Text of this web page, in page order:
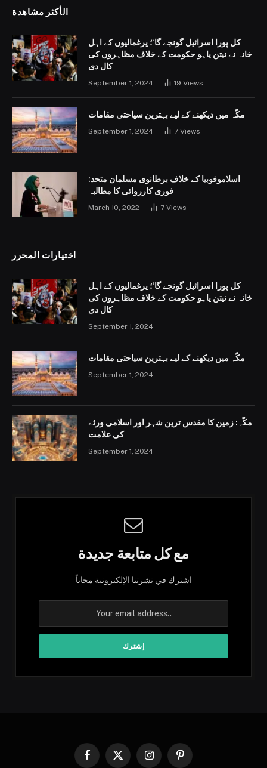
الأكثر مشاهدة
کل پورا اسرائیل گونجے گا‘؛ یرغمالیوں کے اہل
خانہ نے نیتن یاہو حکومت کے خلاف مظاہروں کی
کال دی
September 1, 2024 19 Views
مکّہ میں دیکھنے کے لیے بہترین سیاحتی مقامات
September 1, 2024 7 Views
اسلاموفوبیا کے خلاف برطانوی مسلمان متحد:
فوری کارروائی کا مطالبہ
March 10, 2022 7 Views
اختيارات المحرر
کل پورا اسرائیل گونجے گا‘؛ یرغمالیوں کے اہل
خانہ نے نیتن یاہو حکومت کے خلاف مظاہروں کی
کال دی
September 1, 2024
مکّہ میں دیکھنے کے لیے بہترین سیاحتی مقامات
September 1, 2024
مکّہ: زمین کا مقدس ترین شہر اور اسلامی ورثے
کی علامت
September 1, 2024
مع كل متابعة جديدة
اشترك في نشرتنا الإلكترونية مجاناً
Facebook
X
InstagramPinterest